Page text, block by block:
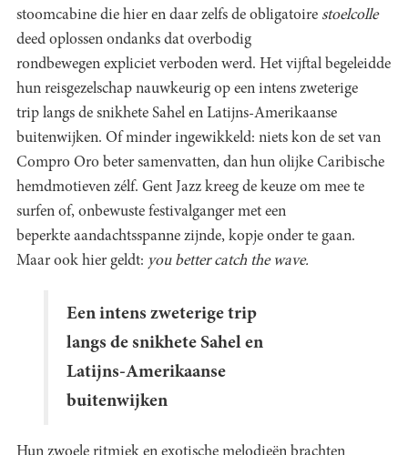
stoomcabine die hier en daar zelfs de obligatoire stoelcolle
deed oplossen ondanks dat overbodig
rondbewegen expliciet verboden werd. Het vijftal begeleidde
hun reisgezelschap nauwkeurig op een intens zweterige
trip langs de snikhete Sahel en Latijns-Amerikaanse
buitenwijken. Of minder ingewikkeld: niets kon de set van
Compro Oro beter samenvatten, dan hun olijke Caribische
hemdmotieven zélf. Gent Jazz kreeg de keuze om mee te
surfen of, onbewuste festivalganger met een
beperkte aandachtsspanne zijnde, kopje onder te gaan.
Maar ook hier geldt: you better catch the wave.
Een intens zweterige trip
langs de snikhete Sahel en
Latijns-Amerikaanse
buitenwijken